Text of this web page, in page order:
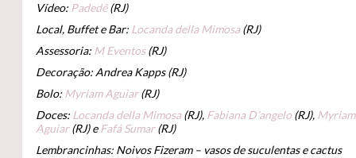
Vídeo: Padedê(RJ)
Local, Buffet e Bar: Locanda della Mimosa(RJ)
Assessoria: M Eventos(RJ)
Decoração: Andrea Kapps (RJ)
Bolo: Myriam Aguiar(RJ)
Doces: Locanda della Mimosa(RJ), Fabiana D’angelo (RJ), Myriam
Aguiar(RJ) eFafá Sumar(RJ)
Lembrancinhas: Noivos Fizeram – vasos de suculentas e cactus